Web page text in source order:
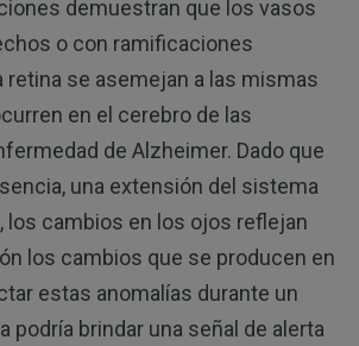
demuestran que los vasos
o con ramificaciones
retina se asemejan a las mismas
en el cerebro de las
de Alzheimer. Dado que
una extensión del sistema
los cambios en los ojos reflejan
los cambios que se producen en
estas anomalías durante un
podría brindar una señal de alerta